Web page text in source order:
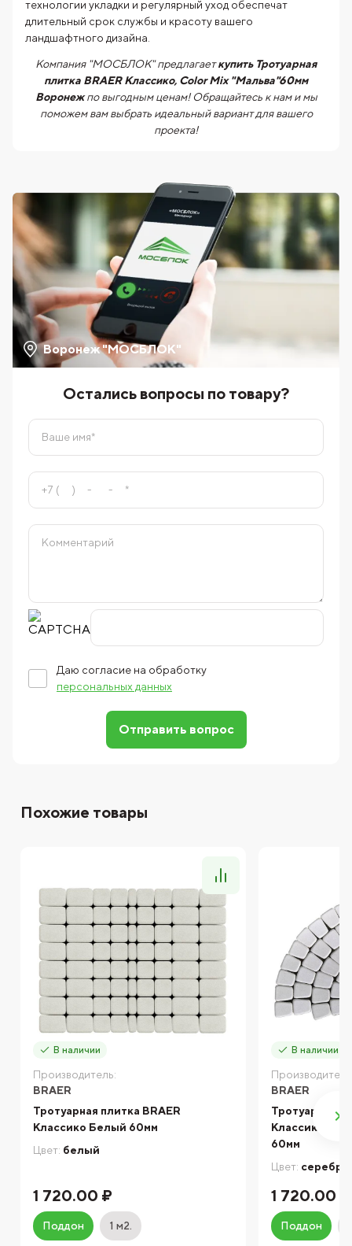
технологии укладки и регулярный уход обеспечат
длительный срок службы и красоту вашего
ландшафтного дизайна.
Компания "МОСБЛОК" предлагаеткупить Тротуарная
плитка BRAER Классико, Color Mix "Мальва"60мм
Воронежпо выгодным ценам! Обращайтесь к нам и мы
поможем вам выбрать идеальный вариант для вашего
проекта!
Воронеж "МОСБЛОК"
Остались вопросы по товару?
Даю согласие на обработку
персональных данных
Отправить вопрос
Похожие товары
В наличии
Производитель:
BRAER
Тротуарная плитка BRAER
Классико Белый 60мм
Цвет: белый
1 720.00 ₽
Поддон 1 м2.
В наличии
BRAER
Тротуарная
Классико
60мм
Цвет:
1 720.00 ₽
Поддон